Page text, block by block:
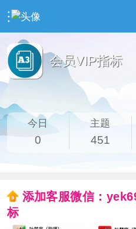
› 社区精选 › 会员VIP指标
会员VIP指标
今日
0
主题
451
添加客服微信：
标